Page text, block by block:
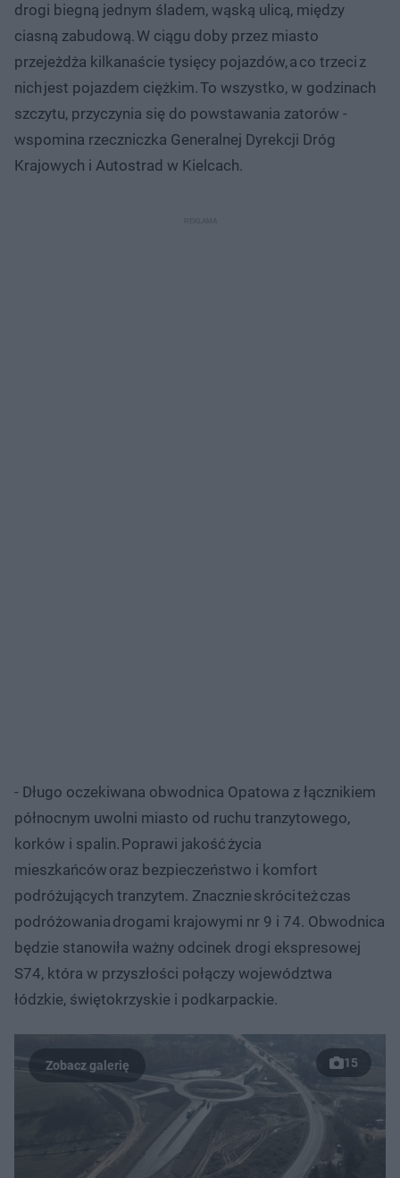
drogi biegną jednym śladem, wąską ulicą, między
ciasną zabudową. W ciągu doby przez miasto
przejeżdża kilkanaście tysięcy pojazdów, a co trzeci z
nich jest pojazdem ciężkim. To wszystko, w godzinach
szczytu, przyczynia się do powstawania zatorów -
wspomina rzeczniczka Generalnej Dyrekcji Dróg
Krajowych i Autostrad w Kielcach.
- Długo oczekiwana obwodnica Opatowa z łącznikiem
północnym uwolni miasto od ruchu tranzytowego,
korków i spalin. Poprawi jakość życia
mieszkańców oraz bezpieczeństwo i komfort
podróżujących tranzytem. Znacznie skróci też czas
podróżowania drogami krajowymi nr 9 i 74. Obwodnica
będzie stanowiła ważny odcinek drogi ekspresowej
S74, która w przyszłości połączy województwa
łódzkie, świętokrzyskie i podkarpackie.
15